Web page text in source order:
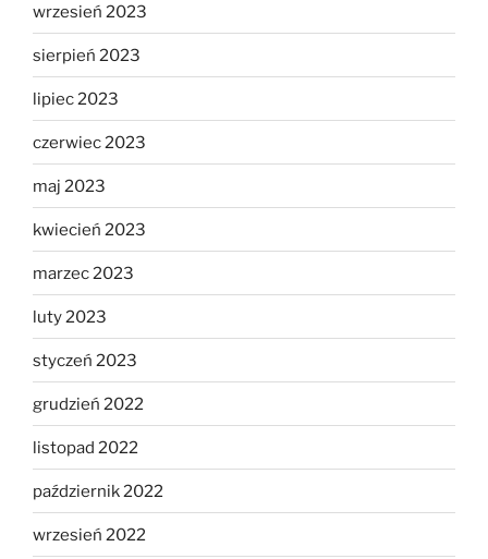
wrzesień 2023
sierpień 2023
lipiec 2023
czerwiec 2023
maj 2023
kwiecień 2023
marzec 2023
luty 2023
styczeń 2023
grudzień 2022
listopad 2022
październik 2022
wrzesień 2022